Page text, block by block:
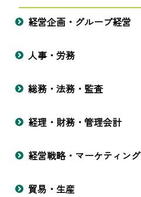
経営企画・グループ経営
人事・労務
総務・法務・監査
経理・財務・管理会計
経営戦略・マーケティング
貿易・生産